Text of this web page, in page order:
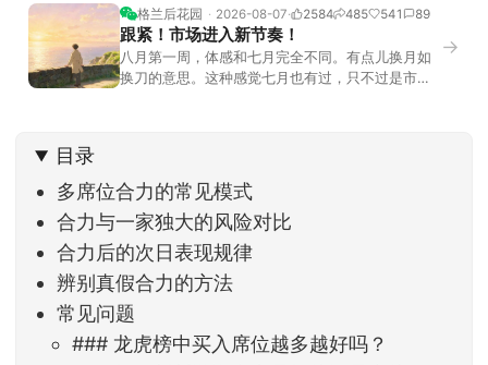
格兰后花园 2026-08-07 2584 485 541 89
跟紧！市场进入新节奏！
八月第一周，体感和七月完全不同。有点儿换月如
换刀的意思。这种感觉七月也有过，只不过是市场
家感受到了春天般的暖风。指数涨了百点，交易额
回暖到2
→
目录
多席位合力的常见模式
合力与一家独大的风险对比
合力后的次日表现规律
辨别真假合力的方法
常见问题
### 龙虎榜中买入席位越多越好吗？